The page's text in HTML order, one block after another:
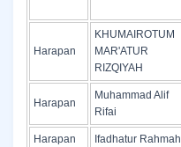
Harapan
KHUMAIROTUM
MAR'ATUR
RIZQIYAH
Harapan
Muhammad Alif
Rifai
Harapan Ifadhatur Rahmah